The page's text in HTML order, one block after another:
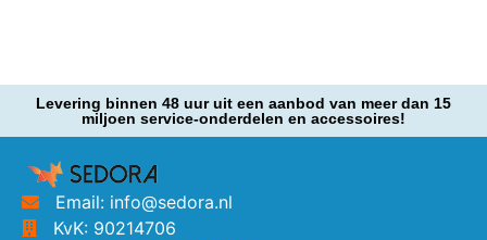
Levering binnen 48 uur uit een aanbod van meer dan 15
miljoen service-onderdelen en accessoires!
Email: info@sedora.nl
KvK: 90214706